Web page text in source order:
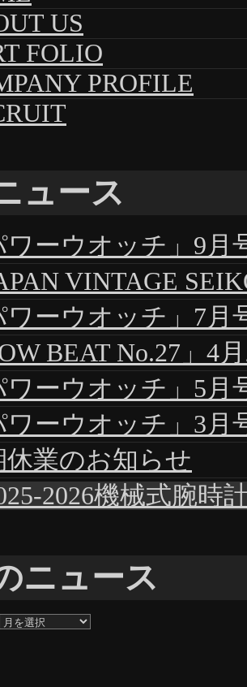
US
FOLIO
PROFILE
ュース
ワーウオッチ」9月
VINTAGE
ワーウオッチ」7月
BEAT No.27」4
ワーウオッチ」5月
ワーウオッチ」3月
休業のお知らせ
2026機械式腕時
ニュース